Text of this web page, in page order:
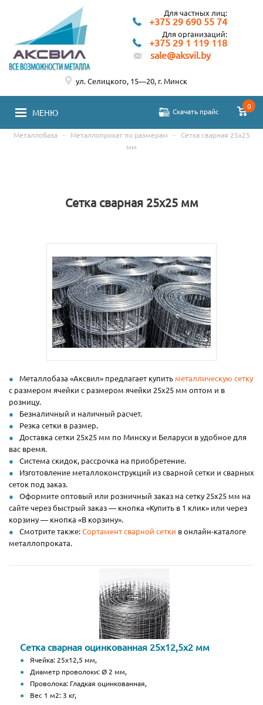
Для частных лиц:
+375 29 690 55 74
Для организаций:
+375 29 1 119 118
sale@aksvil.by
МЕНЮ Скачать прайс
0
ул. Селицкого, 15—20, г. Минск
Металлобаза - Металлопрокат по размерам -
Сетка сварная 25х25
мм
Сетка сварная 25х25 мм
Металлобаза «Аксвил» предлагает купить металлическую сетку
с размером ячейки с размером ячейки 25х25 мм оптом и в
розницу.
Безналичный и наличный расчет.
Резка сетки в размер.
Доставка сетки 25х25 мм по Минску и Беларуси в удобное для
вас время.
Система скидок, рассрочка на приобретение.
Изготовление металлоконструкций из сварной сетки и сварных
сеток под заказ.
Оформите оптовый или розничный заказ на сетку 25х25 мм на
сайте через быстрый заказ — кнопка «Купить в 1 клик» или через
корзину — кнопка «В корзину».
Смотрите также:Сортамент сварной сетки в онлайн-каталоге
металлопроката.
Сетка сварная оцинкованная 25х12,5х2 мм
Ячейка: 25х12,5 мм,
Диаметр проволоки: Ø 2 мм,
Проволока: Гладкая оцинкованная,
Вес 1 м2: 3 кг,